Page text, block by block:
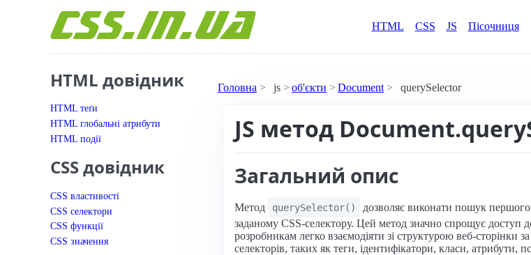
HTML
CSS JS Пісочниця
HTML довідник
HTML теґи
HTML глобальні атрибути
HTML події
CSS довідник
CSS властивості
CSS селектори
CSS функції
CSS значення
Головна js об'єкти Document querySelector
JS метод
Загальний опис
Метод querySelector()
дозволяє виконати пошук
заданому CSS-селектору. Цей метод значно спрощує доступ
розробникам легко взаємодіяти зі структурою веб-сторінки
селекторів, таких як теги, ідентифікатори, класи, атрибути,